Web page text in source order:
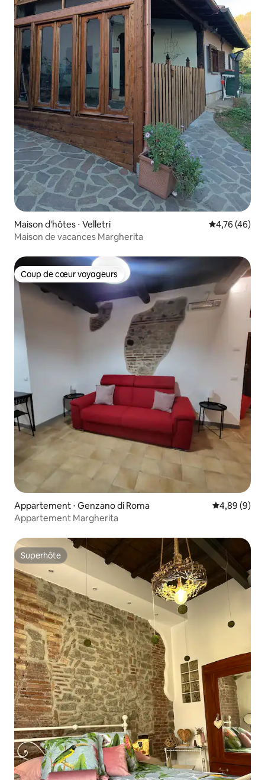
Maison d'hôtes ⋅ Velletri Évaluation
4,76 (46)
Maison de vacances Margherita
Coup de cœur voyageurs
Coup de cœur voyageurs
Appartement ⋅ Genzano di Roma Évaluation
4,89 (9)
Appartement Margherita
Superhôte
Superhôte